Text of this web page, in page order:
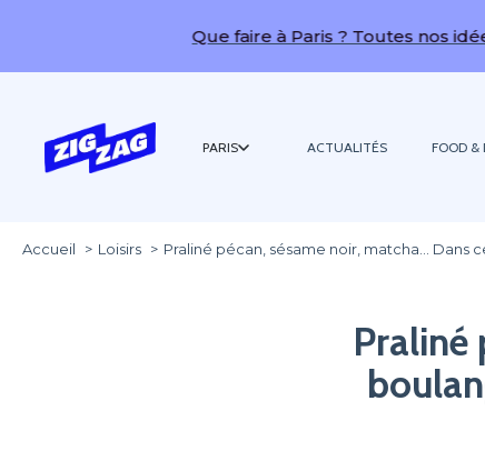
Que faire à Paris ? Toutes nos idées de
PARIS ACTUALITÉS FOOD &
Accueil Loisirs Praliné pécan, sésame noir, matcha… Dans
Praliné